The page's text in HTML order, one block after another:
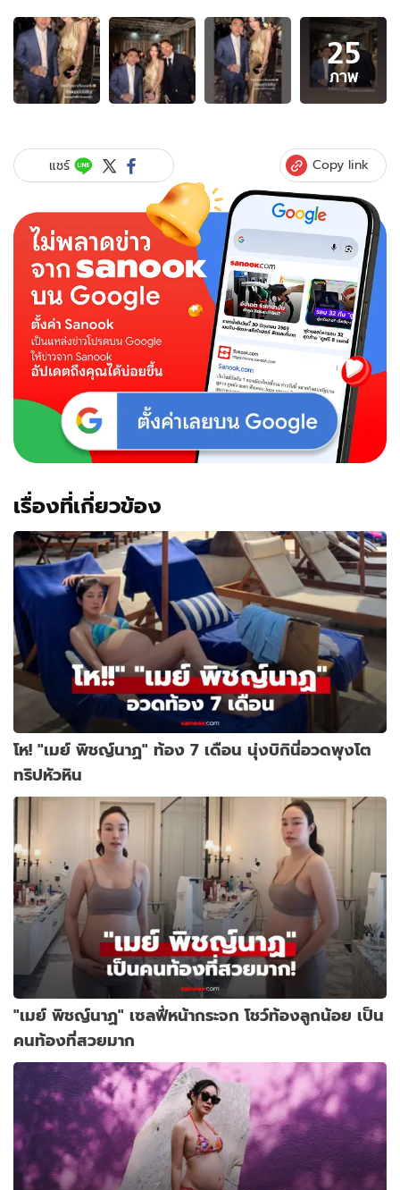
อัลบั้ม
ภาพ
25
ภาพ
ของ
"เมย์
พิชญ์
ร่วม
เฟรม
ชนา
ธิป"
งาน
แต่ง
โน้ต-
ทริ
25
ภาพ
แชร์ Copy link
เรื่องที่เกี่ยวข้อง
โห! "เมย์ พิชญ์นาฏ" ท้อง 7 เดือน นุ่งบิกินี่อวดพุงโต
ทริปหัวหิน
"เมย์ พิชญ์นาฏ" เซลฟี่หน้ากระจก โชว์ท้องลูกน้อย เป็น
คนท้องที่สวยมาก